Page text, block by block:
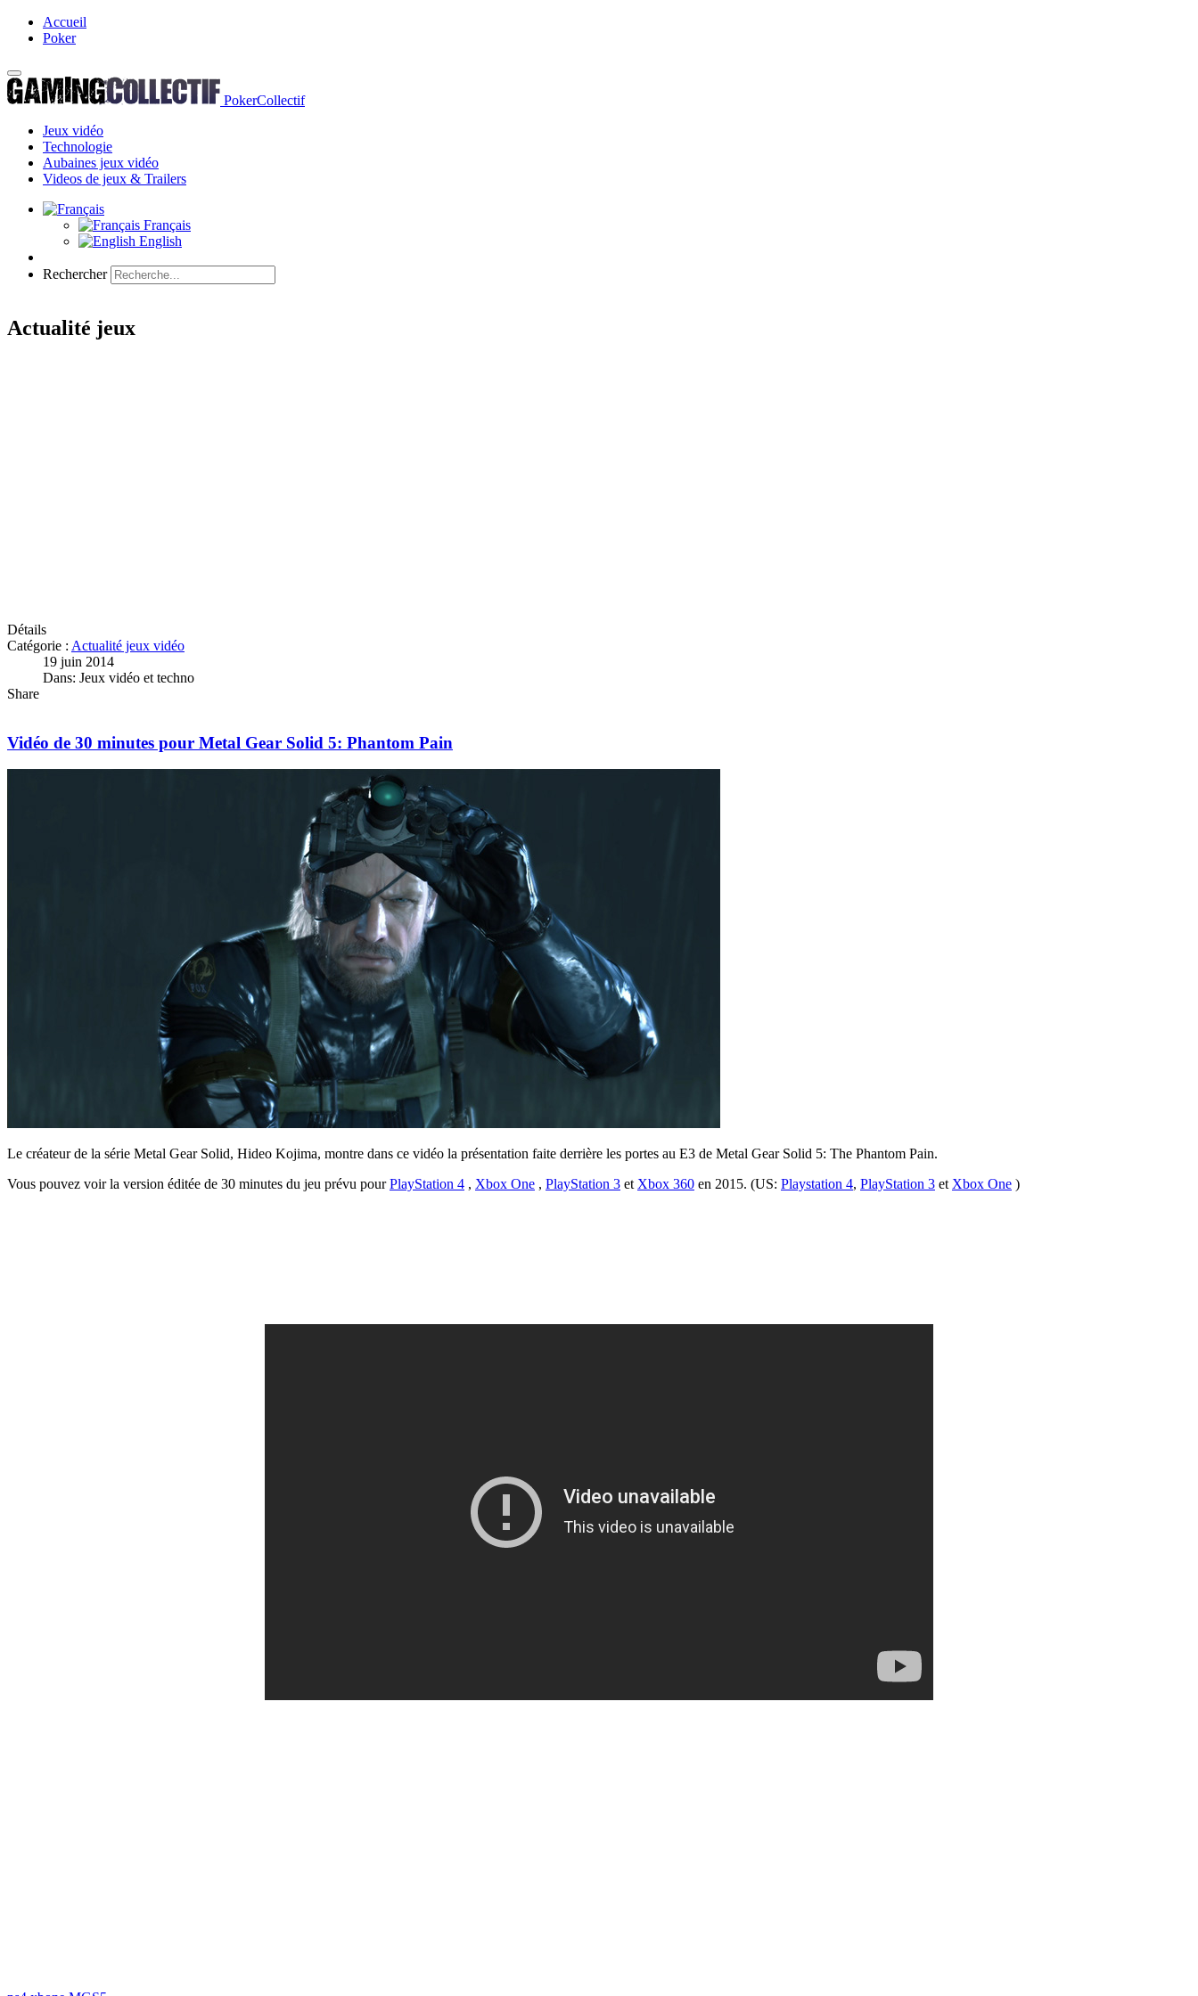
Accueil
Poker
PokerCollectif
Jeux vidéo
Technologie
Aubaines jeux vidéo
Videos de jeux & Trailers
Français
English
Rechercher
Actualité jeux
Détails
Catégorie : Actualité jeux vidéo
19 juin 2014
Dans: Jeux vidéo et techno
Share
Vidéo de 30 minutes pour Metal Gear Solid 5: Phantom Pain
Le créateur de la série Metal Gear Solid, Hideo Kojima, montre dans ce vidéo la présentation faite derrière les portes au E3 de Metal Gear Solid 5: The Phantom Pain.
Vous pouvez voir la version éditée de 30 minutes du jeu prévu pourPlayStation 4 , Xbox One , PlayStation 3 et Xbox 360 en 2015. (US: Playstation 4, PlayStation 3 et Xbox One )